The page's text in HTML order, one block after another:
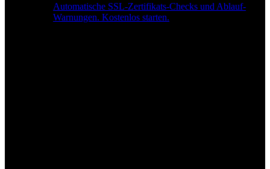
Automatische SSL-Zertifikats-Checks und Ablauf-
Warnungen. Kostenlos starten.